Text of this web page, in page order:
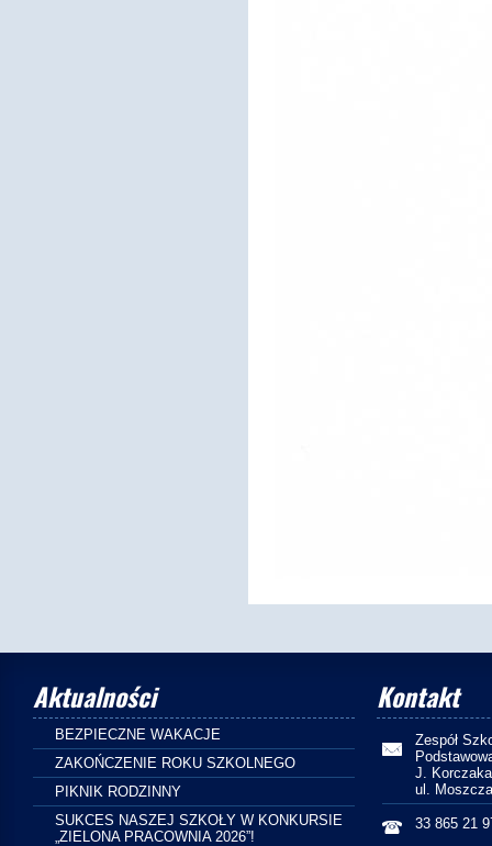
Aktualności
BEZPIECZNE WAKACJE
ZAKOŃCZENIE ROKU SZKOLNEGO
PIKNIK RODZINNY
SUKCES NASZEJ SZKOŁY W KONKURSIE
„ZIELONA PRACOWNIA 2026”!
Kontakt
Zespół
J.
ul.
33 865 21